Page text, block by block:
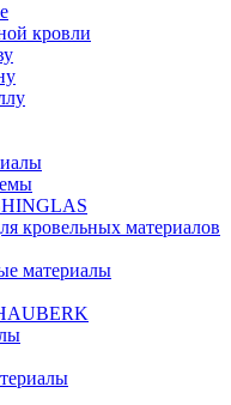
кровли
кровельных материалов
материалы